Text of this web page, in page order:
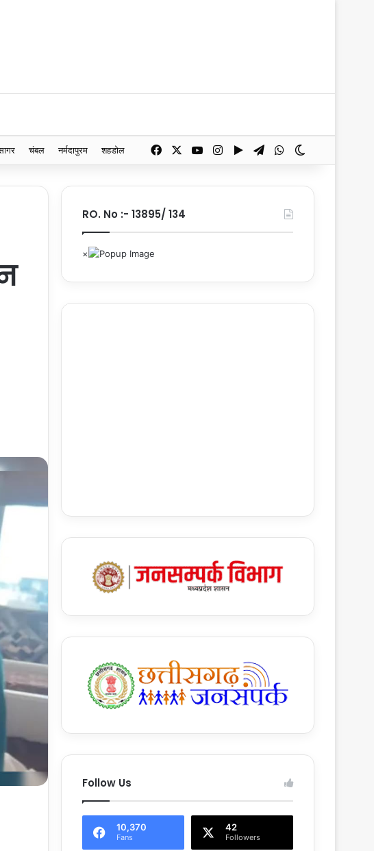
चंबल नर्मदापुरम शहडोल Facebook YouTubeInstagram
Google Play
TelegramWhatsApp
RO. No :- 13895/ 134
Follow Us
10,370
Fans
42
Followers